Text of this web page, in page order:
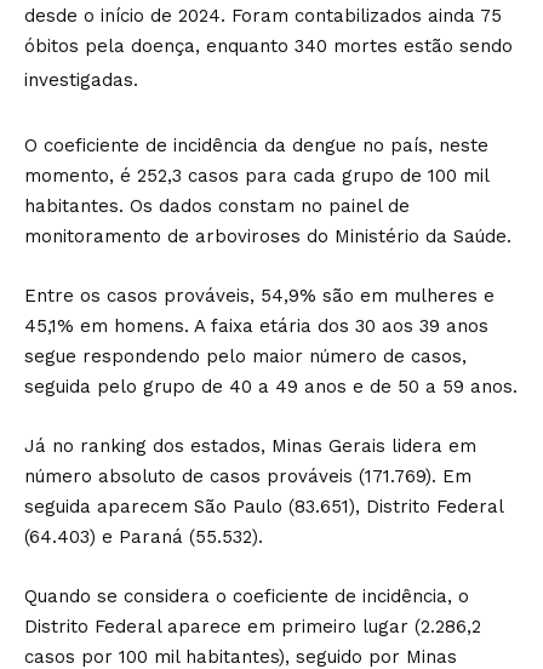
desde o início de 2024. Foram contabilizados ainda 75
óbitos pela doença, enquanto 340 mortes estão sendo
investigadas.
O coeficiente de incidência da dengue no país, neste
momento, é 252,3 casos para cada grupo de 100 mil
habitantes. Os dados constam no painel de
monitoramento de arboviroses do Ministério da Saúde.
Entre os casos prováveis, 54,9% são em mulheres e
45,1% em homens. A faixa etária dos 30 aos 39 anos
segue respondendo pelo maior número de casos,
seguida pelo grupo de 40 a 49 anos e de 50 a 59 anos.
Já no ranking dos estados, Minas Gerais lidera em
número absoluto de casos prováveis (171.769). Em
seguida aparecem São Paulo (83.651), Distrito Federal
(64.403) e Paraná (55.532).
Quando se considera o coeficiente de incidência, o
Distrito Federal aparece em primeiro lugar (2.286,2
casos por 100 mil habitantes), seguido por Minas